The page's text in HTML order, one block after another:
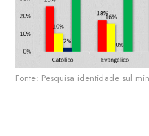
Fonte: Pesquisa identidade sul